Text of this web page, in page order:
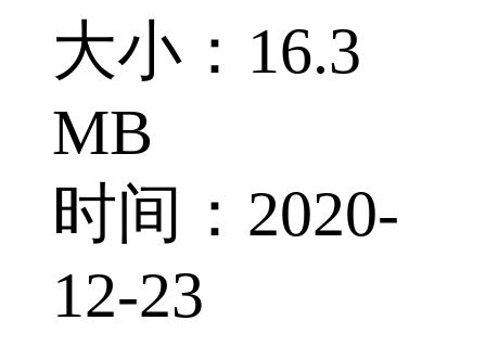
大小：16.3
MB
时间：2020-
12-23